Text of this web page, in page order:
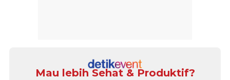
Mau lebih Sehat & Produktif?